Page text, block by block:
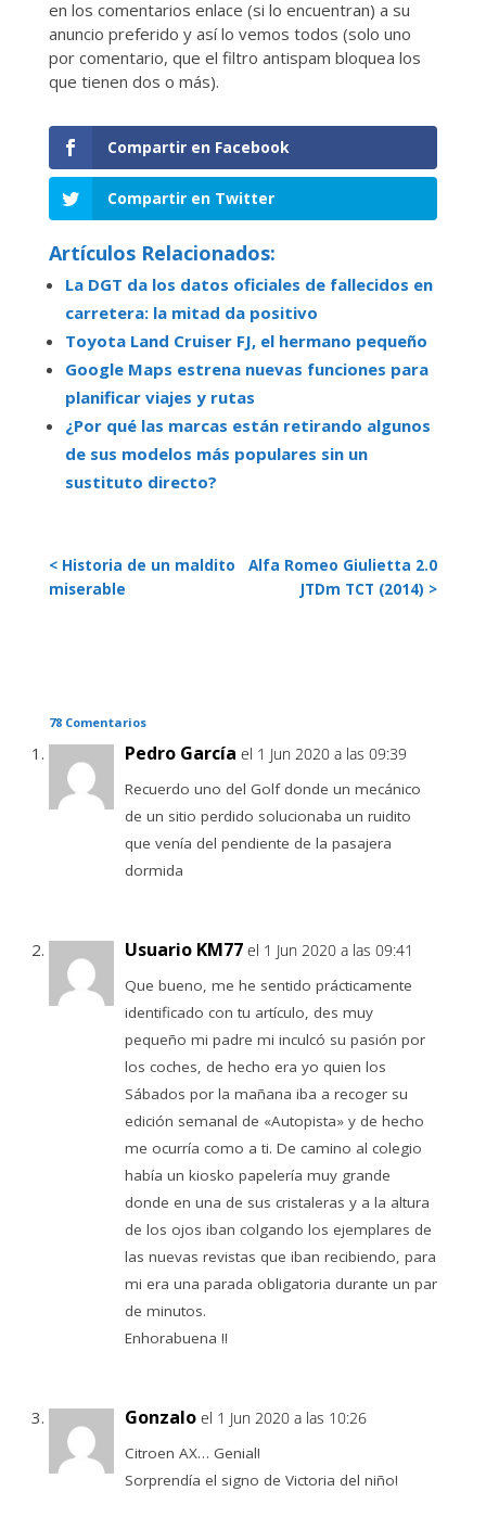
en los comentarios enlace (si lo encuentran) a su
anuncio preferido y así lo vemos todos (solo uno
por comentario, que el filtro antispam bloquea los
que tienen dos o más).
Compartir en Facebook
Compartir en Twitter
Artículos Relacionados:
La DGT da los datos oficiales de fallecidos en
carretera: la mitad da positivo
Toyota Land Cruiser FJ, el hermano pequeño
Google Maps estrena nuevas funciones para
planificar viajes y rutas
¿Por qué las marcas están retirando algunos
de sus modelos más populares sin un
sustituto directo?
< Historia de un maldito
miserable
Alfa Romeo Giulietta 2.0
JTDm TCT (2014) >
78 Comentarios
Pedro García el 1 Jun 2020 a las 09:39
Recuerdo uno del Golf donde un mecánico
de un sitio perdido solucionaba un ruidito
que venía del pendiente de la pasajera
dormida
Usuario KM77 el 1 Jun 2020 a las 09:41
Que bueno, me he sentido prácticamente
identificado con tu artículo, des muy
pequeño mi padre mi inculcó su pasión por
los coches, de hecho era yo quien los
Sábados por la mañana iba a recoger su
edición semanal de «Autopista» y de hecho
me ocurría como a ti. De camino al colegio
había un kiosko papelería muy grande
donde en una de sus cristaleras y a la altura
de los ojos iban colgando los ejemplares de
las nuevas revistas que iban recibiendo, para
mi era una parada obligatoria durante un par
de minutos.
Enhorabuena !!
Gonzalo el 1 Jun 2020 a las 10:26
Citroen AX… Genial!
Sorprendía el signo de Victoria del niño!